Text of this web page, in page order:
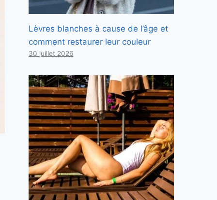
Lèvres blanches à cause de l’âge et
comment restaurer leur couleur
30 juillet 2026